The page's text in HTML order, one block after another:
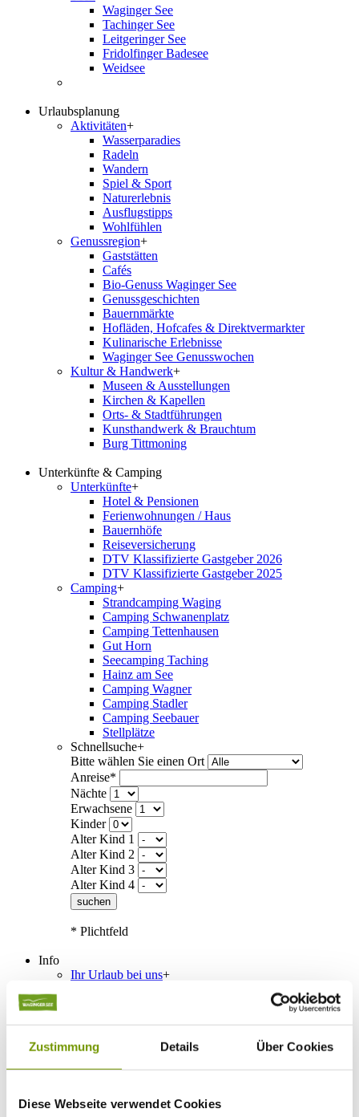
Zustimmung Details Über Cookies
Diese Webseite verwendet Cookies
Waginger See
Tachinger See
Leitgeringer See
Fridolfinger Badesee
Weidsee
Urlaubsplanung
Aktivitäten+
Wasserparadies
Radeln
Wandern
Spiel & Sport
Naturerlebnis
Ausflugstipps
Wohlfühlen
Genussregion+
Gaststätten
Cafés
Bio-Genuss Waginger See
Genussgeschichten
Bauernmärkte
Hofläden, Hofcafes & Direktvermarkter
Kulinarische Erlebnisse
Waginger See Genusswochen
Kultur & Handwerk+
Museen & Ausstellungen
Kirchen & Kapellen
Orts- & Stadtführungen
Kunsthandwerk & Brauchtum
Burg Tittmoning
Unterkünfte & Camping
Unterkünfte+
Hotel & Pensionen
Ferienwohnungen / Haus
Bauernhöfe
Reiseversicherung
DTV Klassifizierte Gastgeber 2026
DTV Klassifizierte Gastgeber 2025
Camping+
Strandcamping Waging
Camping Schwanenplatz
Camping Tettenhausen
Gut Horn
Seecamping Taching
Hainz am See
Camping Wagner
Camping Stadler
Camping Seebauer
Stellplätze
Schnellsuche+
Bitte wählen Sie einen Ort
Anreise*
Nächte
Erwachsene
Kinder
Alter Kind 1
Alter Kind 2
Alter Kind 3
Alter Kind 4
suchen
* Plichtfeld
Info
Ihr Urlaub bei uns+
Veranstaltungskalender